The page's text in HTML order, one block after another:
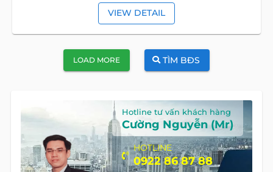
VIEW DETAIL
LOAD MORE TÌM BĐS
Hotline tư vấn khách hàng
Cường Nguyễn (Mr)
HOTLINE
0922 86 87 88